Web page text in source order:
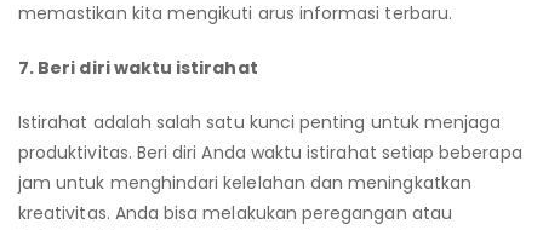
memastikan kita mengikuti arus informasi terbaru.
7. Beri diri waktu istirahat
Istirahat adalah salah satu kunci penting untuk menjaga
produktivitas. Beri diri Anda waktu istirahat setiap beberapa
jam untuk menghindari kelelahan dan meningkatkan
kreativitas. Anda bisa melakukan peregangan atau